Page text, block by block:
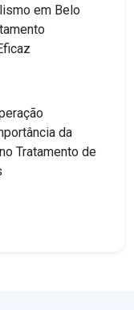
em Belo
da
Tratamento de